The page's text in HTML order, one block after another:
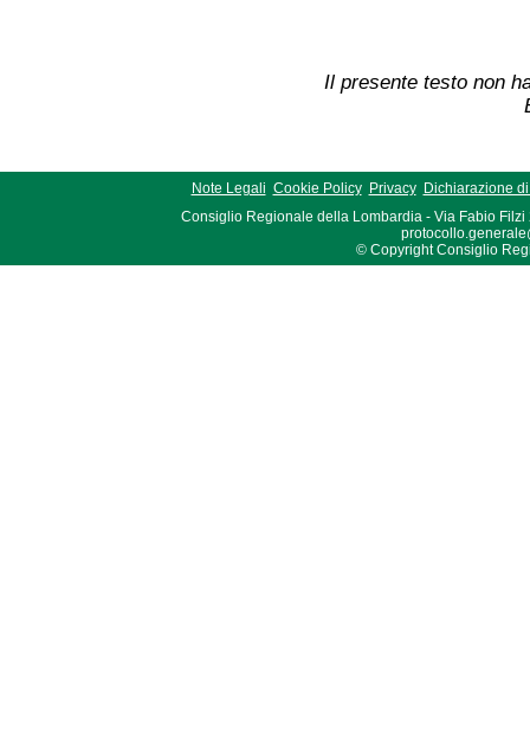
Il presente testo non
Note Legali Cookie Policy Privacy
Dichiarazione
Consiglio Regionale della Lombardia - Via Fabio Filzi
© Copyright Consiglio